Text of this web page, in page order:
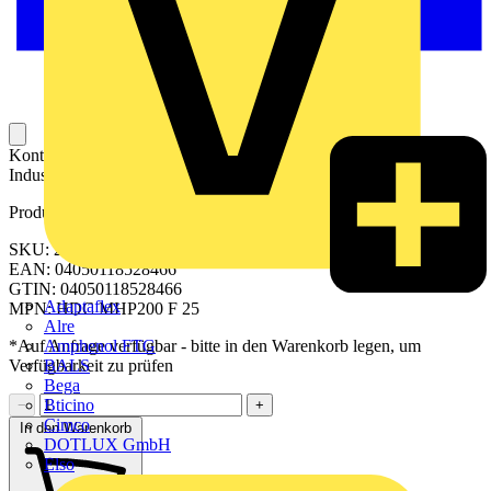
Adaptaflex
Alre
Amphenol FTG
BALS
Bega
Bticino
Cimco
DOTLUX GmbH
Elso
Kontaktelement für das Anschließen eines Leiters an einem
Industriesteckverbinder.
Produktkennzeichen
SKU: 2514820000
EAN: 04050118528466
GTIN: 04050118528466
MPN: HDC MHP200 F 25
*Auf Anfrage verfügbar - bitte in den Warenkorb legen, um
Verfügbarkeit zu prüfen
−
+
In den Warenkorb